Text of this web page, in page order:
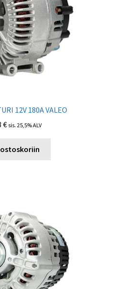
12V 180A VALEO
€ sis. 25,5% ALV
ostoskoriin